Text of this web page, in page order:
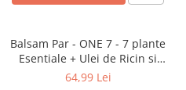
Balsam Par - ONE 7 - 7 plante
Esentiale + Ulei de Ricin si
Colagen 250 ml
64,99 Lei